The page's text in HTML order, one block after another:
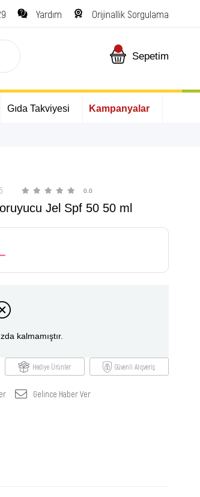
Yardım Orijinallik Sorgulama
Sepetim
Gıda Takviyesi Kampanyalar
0.0
Jel Spf 50 50 ml
kalmamıştır.
Hediye Ürünler Güvenli Alışveriş
Gelince Haber Ver